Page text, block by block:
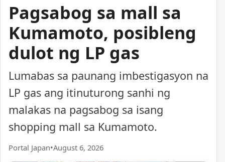
Pagsabog sa mall sa
Kumamoto, posibleng
dulot ng LP gas
Lumabas sa paunang imbestigasyon na
LP gas ang itinuturong sanhi ng
malakas na pagsabog sa isang
shopping mall sa Kumamoto.
Portal Japan•August 6, 2026